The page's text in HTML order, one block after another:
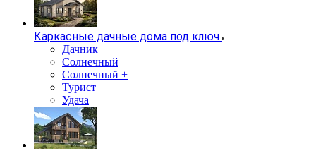
Каркасные дачные дома под ключ
Дачник
Солнечный
Солнечный +
Турист
Удача